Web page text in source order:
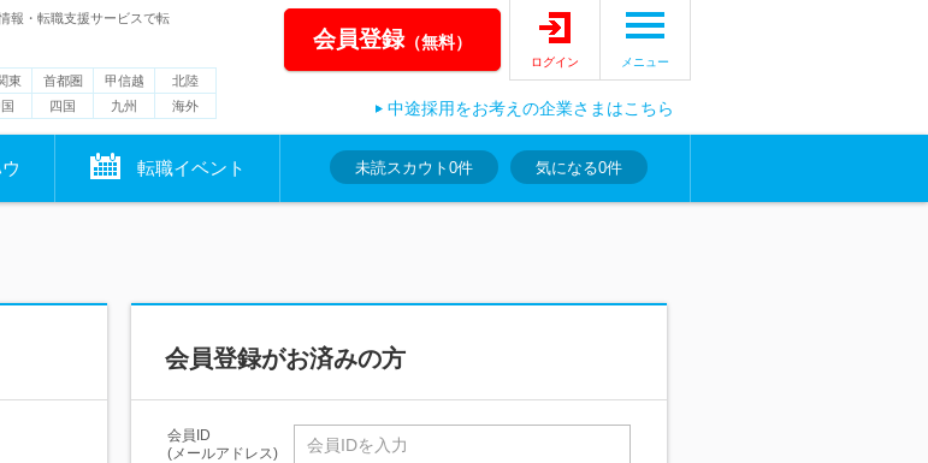
報・転職支援サービスで転
東 首都圏 甲信越
北陸
四国 九州 海外
会員登録（無料）
ログイン メニュー
中途採用をお考えの企業さまはこちら
転職イベント 未読スカウト 0件 気になる0件
会員登録がお済みの方
会員ID
(メールアドレス)